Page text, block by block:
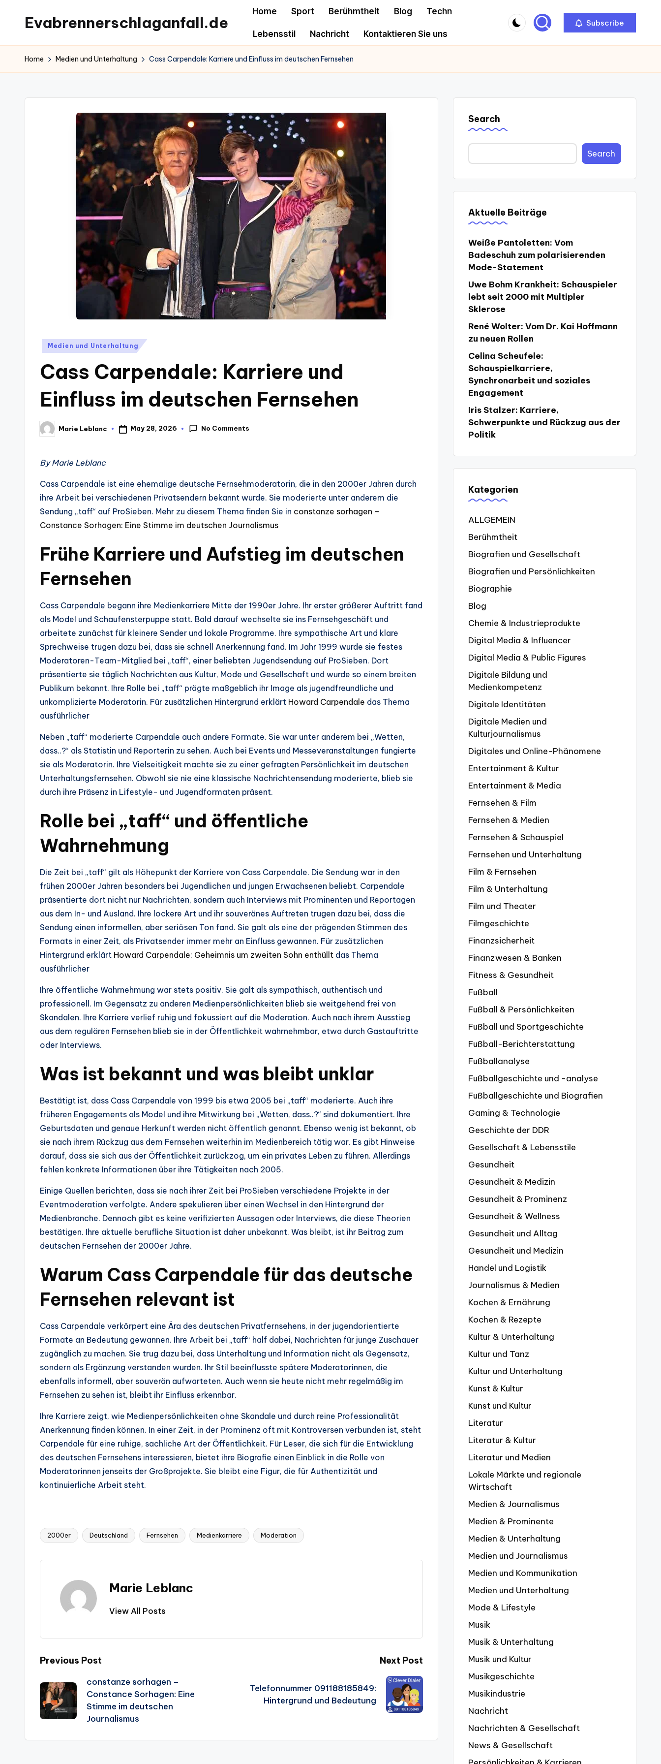
content
Evabrennerschlaganfall.de
Home Sport Berühmtheit Blog Techn
Lebensstil Nachricht Kontaktieren Sie uns
Subscribe
Home Medien und Unterhaltung Cass Carpendale: Karriere und Einfluss im deutschen Fernsehen
Posted
Medien und Unterhaltung
Cass Carpendale: Karriere und
Einfluss im deutschen Fernsehen
Posted
by
Marie Leblanc May 28, 2026 No Comments
By Marie Leblanc
Cass Carpendale ist eine ehemalige deutsche Fernsehmoderatorin, die in den 2000er Jahren durch
ihre Arbeit bei verschiedenen Privatsendern bekannt wurde. Sie moderierte unter anderem die
Sendung „taff“ auf ProSieben. Mehr zu diesem Thema finden Sie in constanze sorhagen –
Constance Sorhagen: Eine Stimme im deutschen Journalismus
Frühe Karriere und Aufstieg im deutschen
Fernsehen
Cass Carpendale begann ihre Medienkarriere Mitte der 1990er Jahre. Ihr erster größerer Auftritt fand
als Model und Schaufensterpuppe statt. Bald darauf wechselte sie ins Fernsehgeschäft und
arbeitete zunächst für kleinere Sender und lokale Programme. Ihre sympathische Art und klare
Sprechweise trugen dazu bei, dass sie schnell Anerkennung fand. Im Jahr 1999 wurde sie festes
Moderatoren-Team-Mitglied bei „taff“, einer beliebten Jugendsendung auf ProSieben. Dort
präsentierte sie täglich Nachrichten aus Kultur, Mode und Gesellschaft und wurde so einem breiten
Publikum bekannt. Ihre Rolle bei „taff“ prägte maßgeblich ihr Image als jugendfreundliche und
unkomplizierte Moderatorin. Für zusätzlichen Hintergrund erklärt Howard Carpendale das Thema
ausführlicher
Neben „taff“ moderierte Carpendale auch andere Formate. Sie war unter anderem bei „Wetten,
dass..?“ als Statistin und Reporterin zu sehen. Auch bei Events und Messeveranstaltungen fungierte
sie als Moderatorin. Ihre Vielseitigkeit machte sie zu einer gefragten Persönlichkeit im deutschen
Unterhaltungsfernsehen. Obwohl sie nie eine klassische Nachrichtensendung moderierte, blieb sie
durch ihre Präsenz in Lifestyle- und Jugendformaten präsent.
Rolle bei „taff“ und öffentliche
Wahrnehmung
Die Zeit bei „taff“ gilt als Höhepunkt der Karriere von Cass Carpendale. Die Sendung war in den
frühen 2000er Jahren besonders bei Jugendlichen und jungen Erwachsenen beliebt. Carpendale
präsentierte dort nicht nur Nachrichten, sondern auch Interviews mit Prominenten und Reportagen
aus dem In- und Ausland. Ihre lockere Art und ihr souveränes Auftreten trugen dazu bei, dass die
Sendung einen informellen, aber seriösen Ton fand. Sie galt als eine der prägenden Stimmen des
Formats in einer Zeit, als Privatsender immer mehr an Einfluss gewannen. Für zusätzlichen
Hintergrund erklärt Howard Carpendale: Geheimnis um zweiten Sohn enthüllt das Thema
ausführlicher
Ihre öffentliche Wahrnehmung war stets positiv. Sie galt als sympathisch, authentisch und
professionell. Im Gegensatz zu anderen Medienpersönlichkeiten blieb sie weitgehend frei von
Skandalen. Ihre Karriere verlief ruhig und fokussiert auf die Moderation. Auch nach ihrem Ausstieg
aus dem regulären Fernsehen blieb sie in der Öffentlichkeit wahrnehmbar, etwa durch Gastauftritte
oder Interviews.
Was ist bekannt und was bleibt unklar
Bestätigt ist, dass Cass Carpendale von 1999 bis etwa 2005 bei „taff“ moderierte. Auch ihre
früheren Engagements als Model und ihre Mitwirkung bei „Wetten, dass..?“ sind dokumentiert. Ihre
Geburtsdaten und genaue Herkunft werden nicht öffentlich genannt. Ebenso wenig ist bekannt, ob
sie nach ihrem Rückzug aus dem Fernsehen weiterhin im Medienbereich tätig war. Es gibt Hinweise
darauf, dass sie sich aus der Öffentlichkeit zurückzog, um ein privates Leben zu führen. Allerdings
fehlen konkrete Informationen über ihre Tätigkeiten nach 2005.
Einige Quellen berichten, dass sie nach ihrer Zeit bei ProSieben verschiedene Projekte in der
Eventmoderation verfolgte. Andere spekulieren über einen Wechsel in den Hintergrund der
Medienbranche. Dennoch gibt es keine verifizierten Aussagen oder Interviews, die diese Theorien
bestätigen. Ihre aktuelle berufliche Situation ist daher unbekannt. Was bleibt, ist ihr Beitrag zum
deutschen Fernsehen der 2000er Jahre.
Warum Cass Carpendale für das deutsche
Fernsehen relevant ist
Cass Carpendale verkörpert eine Ära des deutschen Privatfernsehens, in der jugendorientierte
Formate an Bedeutung gewannen. Ihre Arbeit bei „taff“ half dabei, Nachrichten für junge Zuschauer
zugänglich zu machen. Sie trug dazu bei, dass Unterhaltung und Information nicht als Gegensatz,
sondern als Ergänzung verstanden wurden. Ihr Stil beeinflusste spätere Moderatorinnen, die
ebenfalls informell, aber souverän aufwarteten. Auch wenn sie heute nicht mehr regelmäßig im
Fernsehen zu sehen ist, bleibt ihr Einfluss erkennbar.
Ihre Karriere zeigt, wie Medienpersönlichkeiten ohne Skandale und durch reine Professionalität
Anerkennung finden können. In einer Zeit, in der Prominenz oft mit Kontroversen verbunden ist, steht
Carpendale für eine ruhige, sachliche Art der Öffentlichkeit. Für Leser, die sich für die Entwicklung
des deutschen Fernsehens interessieren, bietet ihre Biografie einen Einblick in die Rolle von
Moderatorinnen jenseits der Großprojekte. Sie bleibt eine Figur, die für Authentizität und
kontinuierliche Arbeit steht.
Tags:
2000er Deutschland Fernsehen Medienkarriere Moderation
Marie Leblanc
View All Posts
Post
navigation
Previous Post
constanze sorhagen –
Constance Sorhagen: Eine
Stimme im deutschen
Journalismus
Next Post
Telefonnummer 091188185849:
Hintergrund und Bedeutung
Search
Search
Aktuelle Beiträge
Weiße Pantoletten: Vom
Badeschuh zum polarisierenden
Mode-Statement
Uwe Bohm Krankheit: Schauspieler
lebt seit 2000 mit Multipler
Sklerose
René Wolter: Vom Dr. Kai Hoffmann
zu neuen Rollen
Celina Scheufele:
Schauspielkarriere,
Synchronarbeit und soziales
Engagement
Iris Stalzer: Karriere,
Schwerpunkte und Rückzug aus der
Politik
Kategorien
ALLGEMEIN
Berühmtheit
Biografien und Gesellschaft
Biografien und Persönlichkeiten
Biographie
Blog
Chemie & Industrieprodukte
Digital Media & Influencer
Digital Media & Public Figures
Digitale Bildung und
Medienkompetenz
Digitale Identitäten
Digitale Medien und
Kulturjournalismus
Digitales und Online-Phänomene
Entertainment & Kultur
Entertainment & Media
Fernsehen & Film
Fernsehen & Medien
Fernsehen & Schauspiel
Fernsehen und Unterhaltung
Film & Fernsehen
Film & Unterhaltung
Film und Theater
Filmgeschichte
Finanzsicherheit
Finanzwesen & Banken
Fitness & Gesundheit
Fußball
Fußball & Persönlichkeiten
Fußball und Sportgeschichte
Fußball-Berichterstattung
Fußballanalyse
Fußballgeschichte und -analyse
Fußballgeschichte und Biografien
Gaming & Technologie
Geschichte der DDR
Gesellschaft & Lebensstile
Gesundheit
Gesundheit & Medizin
Gesundheit & Prominenz
Gesundheit & Wellness
Gesundheit und Alltag
Gesundheit und Medizin
Handel und Logistik
Journalismus & Medien
Kochen & Ernährung
Kochen & Rezepte
Kultur & Unterhaltung
Kultur und Tanz
Kultur und Unterhaltung
Kunst & Kultur
Kunst und Kultur
Literatur
Literatur & Kultur
Literatur und Medien
Lokale Märkte und regionale
Wirtschaft
Medien & Journalismus
Medien & Prominente
Medien & Unterhaltung
Medien und Journalismus
Medien und Kommunikation
Medien und Unterhaltung
Mode & Lifestyle
Musik
Musik & Unterhaltung
Musik und Kultur
Musikgeschichte
Musikindustrie
Nachricht
Nachrichten & Gesellschaft
News & Gesellschaft